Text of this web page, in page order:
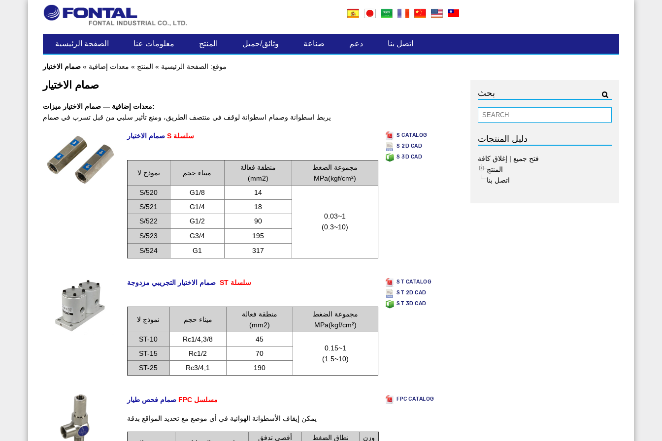
الصفحة الرئيسية معلومات عنا المنتج وثائق/حميل صناعة دعم اتصل بنا
موقع: الصفحة الرئيسية » المنتج » معدات إضافية » صمام الاختيار
صمام الاختيار
معدات إضافية — صمام الاختيار ميزات:
يربط اسطوانة وصمام اسطوانة لوقف في منتصف الطريق، ومنع تأثير سلبي من قبل تسرب في صمام
صمام الاختيار
S سلسلة
نموذج لا ميناء حجم
منطقة فعالة
(mm2)
مجموعة الضغط
MPa(kgf/cm²)
S/520
G1/8 14
0.03~1
(0.3~10)
S/521 G1/4
18
S/522
G1/2
90
S/523
G3/4
195
S/524
G1 317
S CATALOG
S 2D CAD
S 3D CAD
صمام الاختيار التجريبي مزدوجة
ST سلسلة
نموذج لا ميناء حجم
منطقة فعالة
(mm2)
مجموعة الضغط
MPa(kgf/cm²)
ST-10
Rc1/4,3/8
45
0.15~1
(1.5~10)
ST-15 Rc1/2
70
ST-25
Rc3/4,1 190
ST CATALOG
ST 2D CAD
ST 3D CAD
صمام فحص طيار FPC مسلسل
يمكن إيقاف الأسطوانة الهوائية في أي موضع مع تحديد المواقع بدقة
أقصى تدفق
نطاق الضغط
وزن
FPC CATALOG
بحث
دليل المنتجات
فتح جميع | إغلاق كافة
المنتج
اتصل بنا